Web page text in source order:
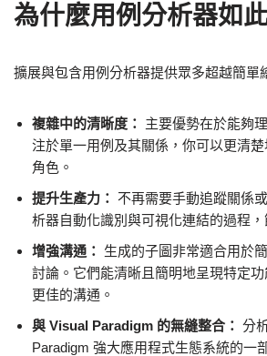
為什麼用例分析器如
擴展與包含用例分析器提供眾多超越簡單
複雜中的清晰度： 主要優勢在於能夠
注於單一用例及其關係，你可以更清
角色。
提升生產力： 不再需要手動追蹤關係
析器自動化識別與可視化連結的過程，
增強溝通： 生成的子圖非常適合用於
討論。它們能清晰且簡明地呈現特定
更佳的溝通。
與 Visual Paradigm 的無縫整合： 分
Paradigm 強大應用程式生態系統的一